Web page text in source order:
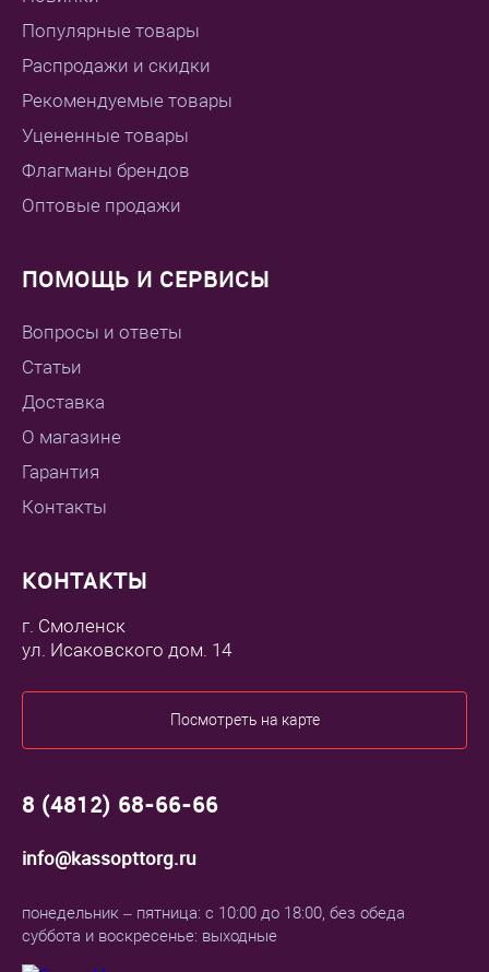
Популярные товары
Распродажи и скидки
Рекомендуемые товары
Уцененные товары
Флагманы брендов
Оптовые продажи
ПОМОЩЬ И СЕРВИСЫ
Вопросы и ответы
Статьи
Доставка
О магазине
Гарантия
Контакты
КОНТАКТЫ
г. Смоленск
ул. Исаковского дом. 14
Посмотреть на карте
8 (4812) 68-66-66
info@kassopttorg.ru
понедельник – пятница: с 10:00 до 18:00, без обеда
суббота и воскресенье: выходные